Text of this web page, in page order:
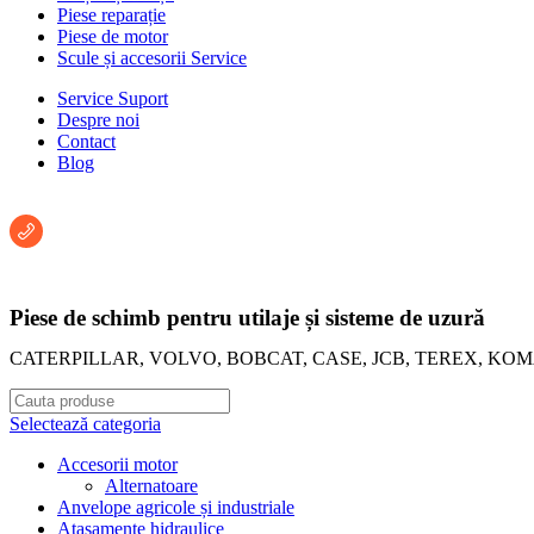
Piese reparație
Piese de motor
Scule și accesorii Service
Service Suport
Despre noi
Contact
Blog
Piese de schimb pentru utilaje și sisteme de uzură
CATERPILLAR, VOLVO, BOBCAT, CASE, JCB, TEREX,
Selectează categoria
Accesorii motor
Alternatoare
Anvelope agricole și industriale
Atașamente hidraulice